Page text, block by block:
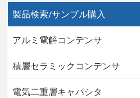
製品検索/サンプル購入
アルミ電解コンデンサ
積層セラミックコンデンサ
電気二重層キャパシタ